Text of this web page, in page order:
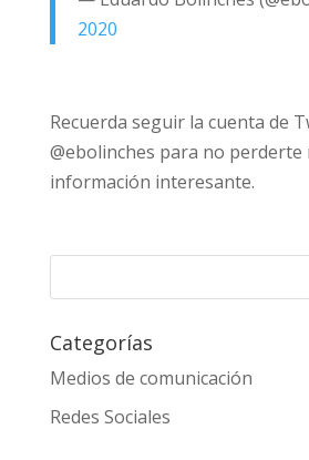
2020
Recuerda seguir la cuenta de
@ebolinches para no perderte
información interesante.
Categorías
Medios de comunicación
Redes Sociales